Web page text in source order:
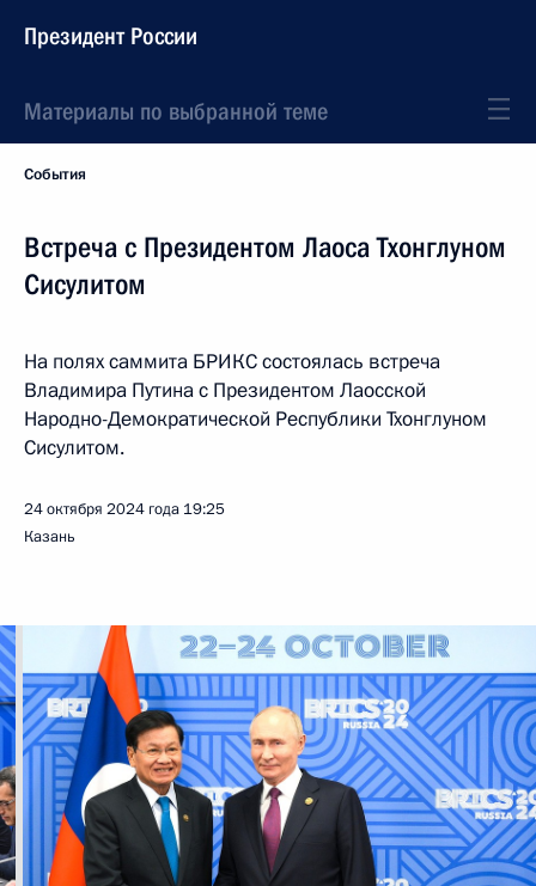
Президент России
Материалы по выбранной теме
События
Встреча с Президентом Лаоса Тхонглуном
Сисулитом
На полях саммита БРИКС состоялась встреча
Владимира Путина с Президентом Лаосской
Народно-Демократической Республики Тхонглуном
Сисулитом.
24 октября 2024 года 19:25
Казань